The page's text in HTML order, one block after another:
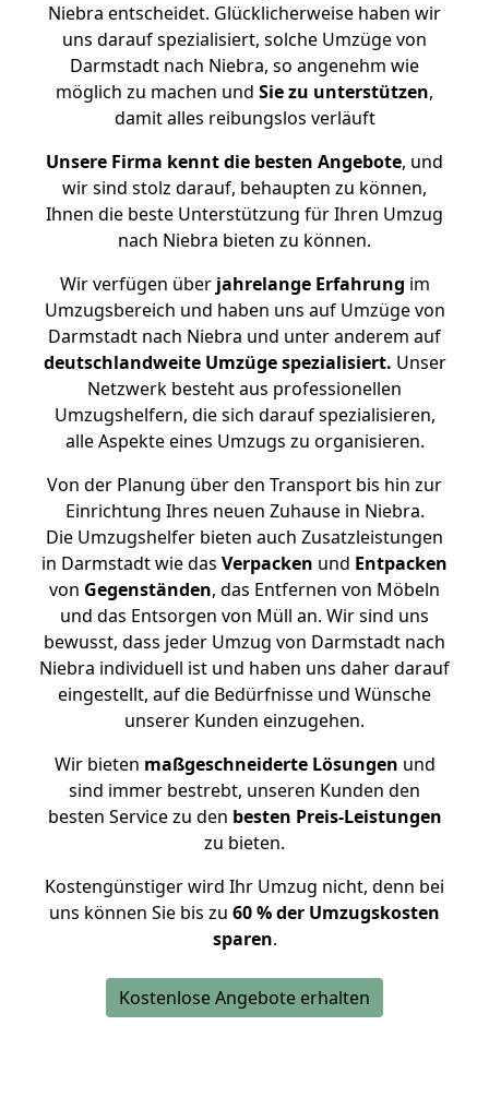
Niebra entscheidet. Glücklicherweise haben wir
uns darauf spezialisiert, solche Umzüge von
Darmstadt nach Niebra, so angenehm wie
möglich zu machen und Sie zu unterstützen,
damit alles reibungslos verläuft
Unsere Firma kennt die besten Angebote, und
wir sind stolz darauf, behaupten zu können,
Ihnen die beste Unterstützung für Ihren Umzug
nach Niebra bieten zu können.
Wir verfügen überjahrelange Erfahrung im
Umzugsbereich und haben uns auf Umzüge von
Darmstadt nach Niebra und unter anderem auf
deutschlandweite Umzüge spezialisiert. Unser
Netzwerk besteht aus professionellen
Umzugshelfern, die sich darauf spezialisieren,
alle Aspekte eines Umzugs zu organisieren.
Von der Planung über den Transport bis hin zur
Einrichtung Ihres neuen Zuhause in Niebra.
Die Umzugshelfer bieten auch Zusatzleistungen
in Darmstadt wie das Verpacken und Entpacken
von Gegenständen, das Entfernen von Möbeln
und das Entsorgen von Müll an. Wir sind uns
bewusst, dass jeder Umzug von Darmstadt nach
Niebra individuell ist und haben uns daher darauf
eingestellt, auf die Bedürfnisse und Wünsche
unserer Kunden einzugehen.
Wir bieten maßgeschneiderte Lösungen und
sind immer bestrebt, unseren Kunden den
besten Service zu den besten Preis-Leistungen
zu bieten.
Kostengünstiger wird Ihr Umzug nicht, denn bei
uns können Sie bis zu 60 % der Umzugskosten
sparen.
Kostenlose Angebote erhalten